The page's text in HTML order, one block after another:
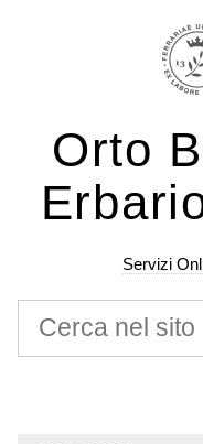
Salta
navigazione
Orto
Servizi